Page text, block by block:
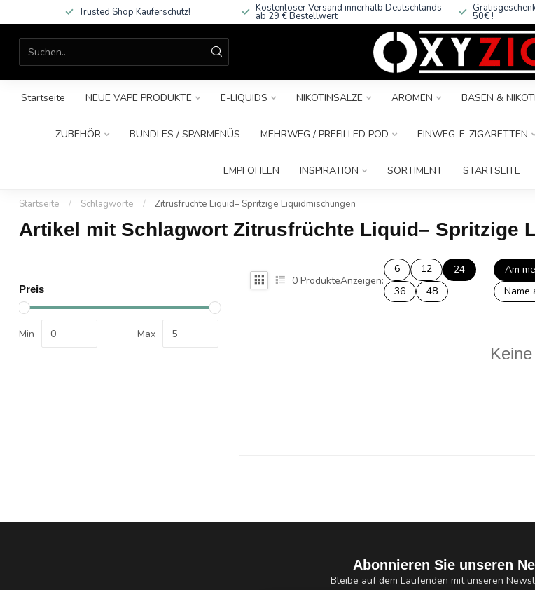
Trusted Shop Käuferschutz! Kostenloser Versand innerhalb Deutschlands
ab 29 € Bestellwert 50€ !
Startseite NEUE VAPE PRODUKTE E-LIQUIDS NIKOTINSALZE AROMEN BASEN &
ZUBEHÖR BUNDLES / SPARMENÜS MEHRWEG / PREFILLED POD EINWEG-E-ZIGARETTEN
EMPFOHLEN INSPIRATION SORTIMENT STARTSEITE
Startseite / Schlagworte / Zitrusfrüchte Liquid– Spritzige Liquidmischungen
Artikel mit Schlagwort Zitrusfrüchte Liquid– Spritzige
Preis
Min Max
0 ProdukteAnzeigen:
6 12
24
36
48
Am
Name
Abonnieren Sie unseren
Bleibe auf dem Laufenden mit unseren